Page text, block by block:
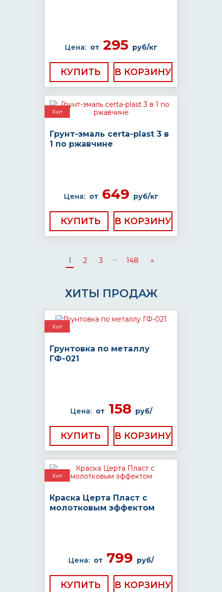
Цена: от295 руб/кг
КУПИТЬ
Хит
Грунт-эмаль certa-plast 3 в
1 по ржавчине
Цена: от649 руб/кг
КУПИТЬ
1 2 3 ... 148 »
ХИТЫ ПРОДАЖ
Хит
Грунтовка по металлу
ГФ-021
Цена: от158 руб/
КУПИТЬ
Хит
Краска Церта Пласт с
молотковым эффектом
Цена: от 799 руб/
КУПИТЬ